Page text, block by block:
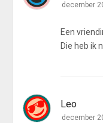
december
Een
Die heb ik
Leo
december